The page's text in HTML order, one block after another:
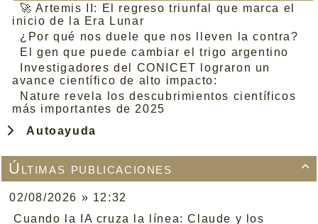
🚀 Artemis II: El regreso triunfal que marca el
inicio de la Era Lunar
¿Por qué nos duele que nos lleven la contra?
El gen que puede cambiar el trigo argentino
Investigadores del CONICET lograron un
avance científico de alto impacto:
Nature revela los descubrimientos científicos
más importantes de 2025
Autoayuda

Últimas publicaciones
02/08/2026 » 12:32
Cuando la IA cruza la línea: Claude y los